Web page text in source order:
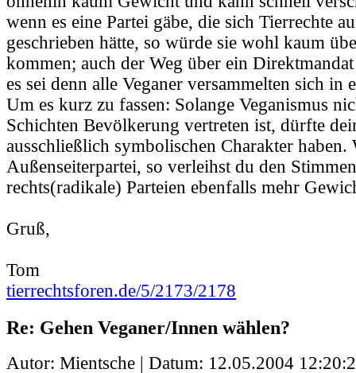
wenn es eine Partei gäbe, die sich Tierrechte
geschrieben hätte, so würde sie wohl kaum
kommen; auch der Weg über ein
es sei denn alle Veganer versammelten sich in
Um es kurz zu fassen: Solange Veganismus
Schichten Bevölkerung vertreten ist, dürfte
ausschließlich symbolischen Charakter haben.
Außenseiterpartei, so verleihst du den
rechts(radikale) Parteien ebenfalls mehr
Gruß,
Tom
tierrechtsforen.de/5/2173/2178
Re: Gehen Veganer/Innen wählen?
Autor: Mientsche | Datum: 12.05.2004